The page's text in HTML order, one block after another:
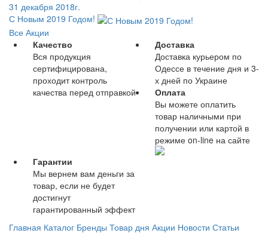
31 декабря 2018г.
С Новым 2019 Годом!
Все Акции
Качество
Вся продукция
сертифицирована,
проходит контроль
качества перед отправкой
Доставка
Доставка курьером по
Одессе в течение дня и 3-
х дней по Украине
Оплата
Вы можете оплатить
товар наличными при
получении или картой в
режиме on-line на сайте
Гарантии
Мы вернем вам деньги за
товар, если не будет
достигнут
гарантированный эффект
Главная Каталог Бренды Товар дня Акции Новости Статьи